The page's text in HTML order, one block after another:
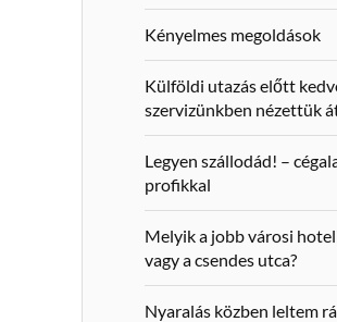
Kényelmes megoldások
Külföldi utazás előtt
szervizünkben nézettük
Legyen szállodád! –
profikkal
Melyik a jobb városi
vagy a csendes utca?
Nyaralás közben leltem